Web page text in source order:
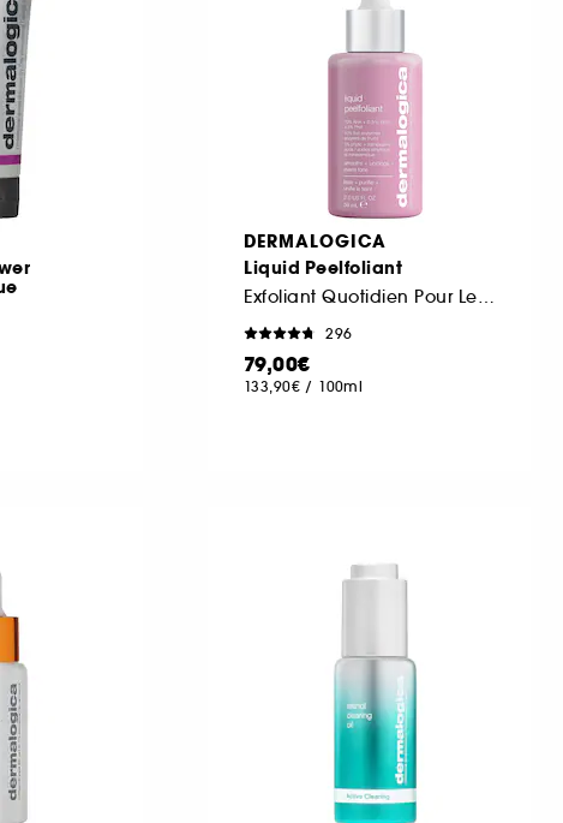
DERMALOGICA
Liquid Peelfoliant
Exfoliant Quotidien Pour Le Visage
296
79,00€
133,90€ / 100ml